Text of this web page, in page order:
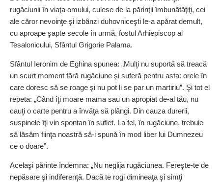
rugăciunii în viaţa omului, culese de la părinţii îmbunătăţiţi, cei
ale căror nevoinţe şi izbânzi duhovniceşti le-a apărat demult,
cu aproape şapte secole în urmă, fostul Arhiepiscop al
Tesalonicului, Sfântul Grigorie Palama.
Sfântul Ieronim de Eghina spunea: „Mulţi nu suportă să treacă
un scurt moment fără rugăciune şi suferă pentru asta: orele în
care doresc să se roage şi nu pot li se par un martiriu”. Şi tot el
repeta: „Când îţi moare mama sau un apropiat de-al tău, nu
cauţi o carte pentru a învăţa să plângi. Din cauza durerii,
suspinele îţi vin spontan în suflet. La fel, în rugăciune, trebuie
să lăsăm fiinţa noastră să-i spună în mod liber lui Dumnezeu
ce o doare”.
Acelaşi părinte îndemna: „Nu neglija rugăciunea. Fereşte-te de
nepăsare şi indiferenţă. Dacă te rogi dimineaţa şi simţi